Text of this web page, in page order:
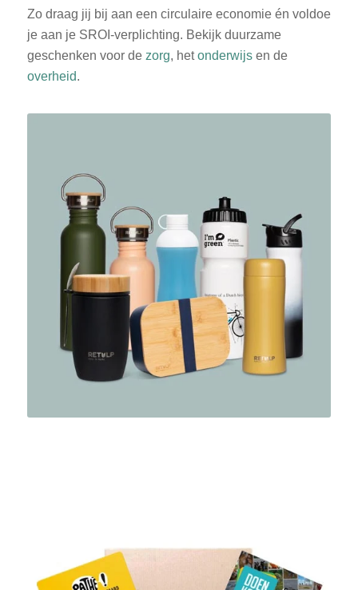
Zo draag jij bij aan een circulaire economie én voldoe
je aan je SROI-verplichting. Bekijk duurzame
geschenken voor de zorg, hetonderwijsen de
overheid.